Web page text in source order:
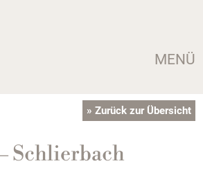
MENÜ
Schlierbach
» Zurück zur Übersicht